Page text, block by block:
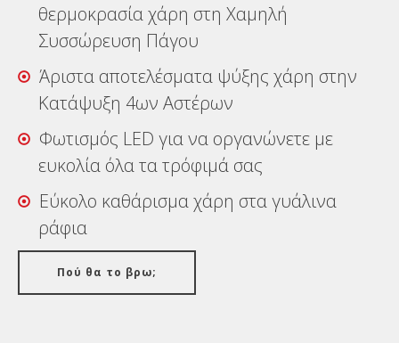
θερμοκρασία χάρη στη Χαμηλή
Συσσώρευση Πάγου
Άριστα αποτελέσματα ψύξης χάρη στην
Κατάψυξη 4ων Αστέρων
Φωτισμός LED για να οργανώνετε με
ευκολία όλα τα τρόφιμά σας
Εύκολο καθάρισμα χάρη στα γυάλινα
ράφια
Πού θα το βρω;